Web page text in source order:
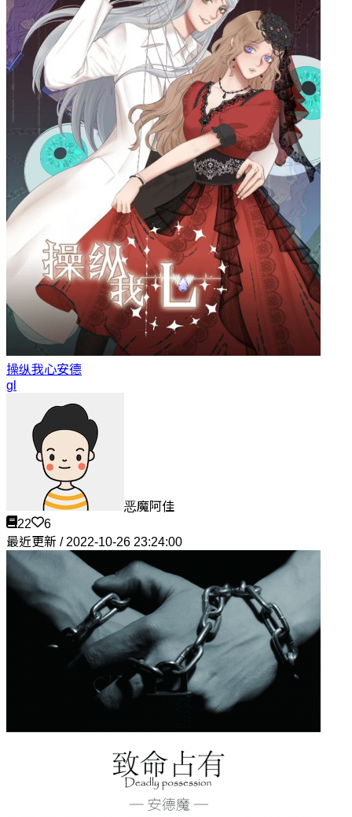
操纵我心安德
gl
恶魔阿佳
22
6
最近更新 / 2022-10-26 23:24:00